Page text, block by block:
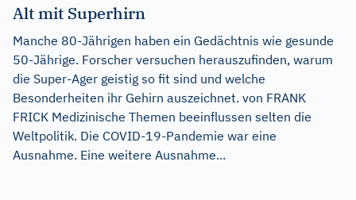
Alt mit Superhirn
Manche 80-Jährigen haben ein Gedächtnis wie gesunde
50-Jährige. Forscher versuchen herauszufinden, warum
die Super-Ager geistig so fit sind und welche
Besonderheiten ihr Gehirn auszeichnet. von FRANK
FRICK Medizinische Themen beeinflussen selten die
Weltpolitik. Die COVID-19-Pandemie war eine
Ausnahme. Eine weitere Ausnahme...